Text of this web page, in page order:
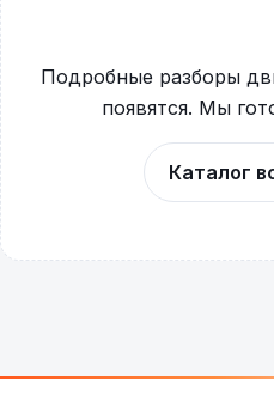
Подробные разборы
появятся. Мы
Каталог